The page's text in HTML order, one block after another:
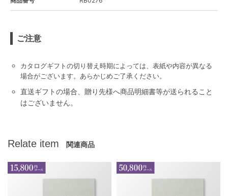
ご注意
カタログギフトの切り替え時期によっては、表紙や内容が異なる
場合がございます。あらかじめご了承ください。
直送ギフトの場合、贈り先様へ商品明細書等が送られること
はございません。
Relate item 関連商品